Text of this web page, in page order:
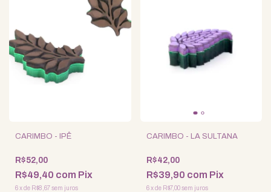
CARIMBO - IPÊ
R$52,00
R$49,40 com Pix
6xde R$8,67sem juros
CARIMBO - LA SULTANA
R$42,00
R$39,90 com Pix
6 xde R$7,00 sem juros